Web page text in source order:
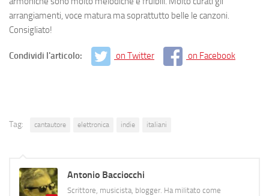
arrangiamenti, voce matura ma soprattutto belle le canzoni.
Consigliato!
Condividi l'articolo: on Twitter on Facebook
Tag: cantautore elettronica indie italiani
Antonio Bacciocchi
Scrittore, musicista, blogger. Ha militato come